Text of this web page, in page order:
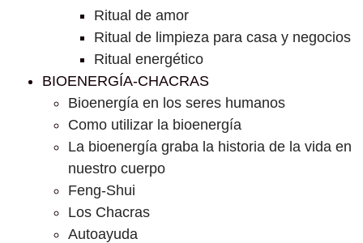
Ritual de amor
Ritual de limpieza para casa y negocios
Ritual energético
BIOENERGÍA-CHACRAS
Bioenergía en los seres humanos
Como utilizar la bioenergía
La bioenergía graba la historia de la vida en
nuestro cuerpo
Feng-Shui
Los Chacras
Autoayuda